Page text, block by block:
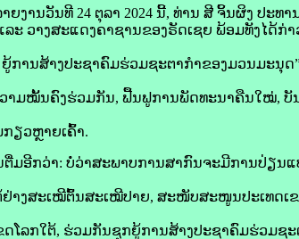
ານ​ວັນ​ທີ 24 ຕຸລາ 2024 ນີ້, ທ່ານ ສີ​ ຈິ້ນ​ຜິງ ປະທ
ະ ວາງສະແດງ​ຄາ​ຊານ​ຂອງ​ຣັດ​ເຊຍ ພ້ອມ​ທັງ​ໄດ້​ກ່
ການ​ສ້າງ​ປະຊາ​ຄົມ​ຮ່ວມ​ຊະຕາກຳ​ຂອງ​ມວນ​ມະນຸ
ມ​ໝັ້ນຄົງ​ຮ່ວມ​ກັນ, ຟື້ນ​ຟູ​ການ​ພັດທະນາ​ຄືນໃໝ່, ບັນ
ຽວ​ຫຼາຍ​ເຄົ້າ.
ມອີກວ່າ: ບໍ່​ວ່າ​ສະພາບ​ການ​ສາກົນ​ຈະ​ມີ​ການ​ປ່ຽນແ
ຢ່າງ​ສະເໝີ​ຕົ້ນ​ສະເໝີ​ປາຍ, ສະໜັບສະໜູນ​ປະເທດ​ເ
ດ​ໂລກ​ໃຕ້, ຮ່ວມ​ກັນ​ຊຸກຍູ້​ການ​ສ້າງ​ປະຊາ​ຄົມ​ຮ່ວມ​ຊ